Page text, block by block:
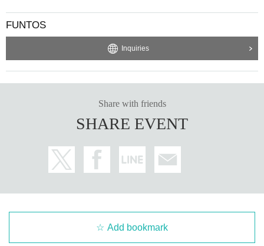
FUNTOS
Inquiries
Share with friends
SHARE EVENT
Add bookmark